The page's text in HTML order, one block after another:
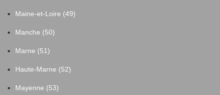
Maine-et-Loire (49)
Manche (50)
Marne (51)
Haute-Marne (52)
Mayenne (53)